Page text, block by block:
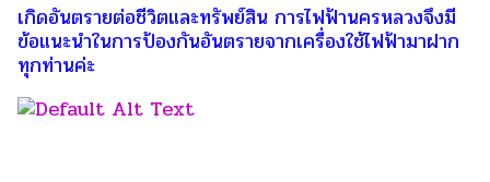
เกิดอันตรายต่อชีวิตและทรัพย์สิน การไฟฟ้านครหลวงจึงมี
ข้อแนะนำในการป้องกันอันตรายจากเครื่องใช้ไฟฟ้ามาฝาก
ทุกท่านค่ะ